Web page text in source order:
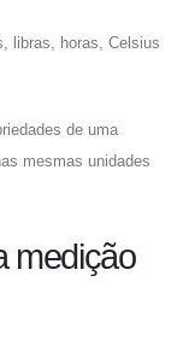
libras, horas, Celsius
de uma
mesmas unidades
medição